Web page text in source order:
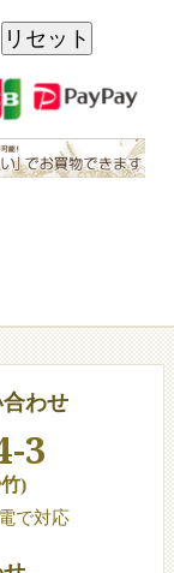
わせ
3
)
で対応